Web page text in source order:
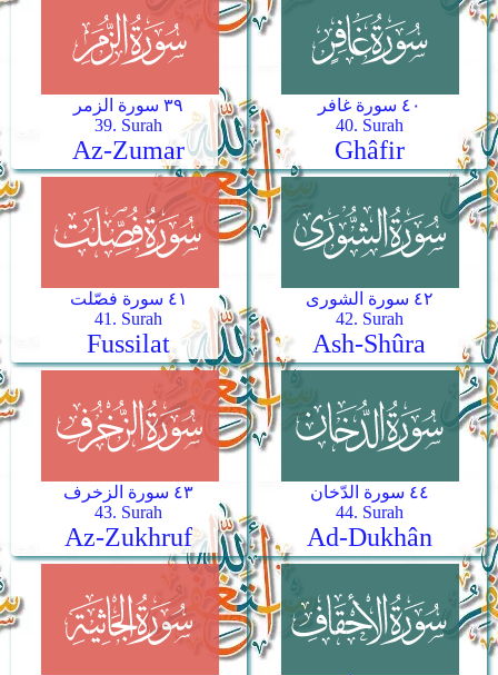
٣٩ سورة الزمر
39. Surah
Az-Zumar
٤٠ سورة غافر
40. Surah
Ghâfir
٤١ سورة فصّلت
41. Surah
Fussilat
٤٢ سورة الشورى
42. Surah
Ash-Shûra
٤٣ سورة الزخرف
43. Surah
Az-Zukhruf
٤٤ سورة الدّخان
44. Surah
Ad-Dukhân